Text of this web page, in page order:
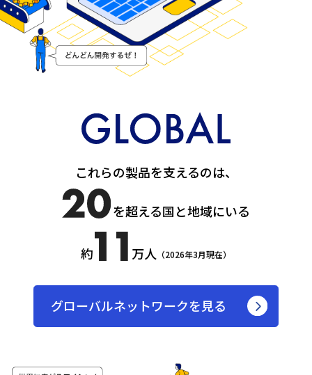
これらの製品を支えるのは、
を超える国と地域にいる
約 万人 （2026年3月現在）
グローバルネットワークを見る